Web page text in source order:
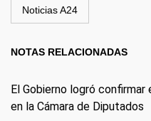
Noticias A24
NOTAS RELACIONADAS
El Gobierno logró
en la Cámara de Diputados